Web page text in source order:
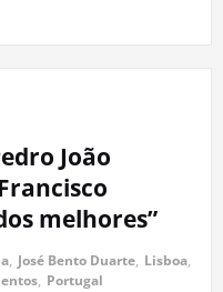
João
melhores”
, José Bento Duarte, Lisboa,
, Portugal